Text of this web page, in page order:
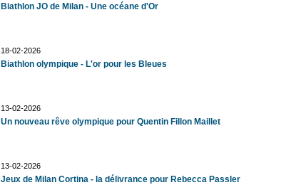
Biathlon JO de Milan - Une océane d'Or
18-02-2026
Biathlon olympique - L'or pour les Bleues
13-02-2026
Un nouveau rêve olympique pour Quentin Fillon Maillet
13-02-2026
Jeux de Milan Cortina - la délivrance pour Rebecca Passler